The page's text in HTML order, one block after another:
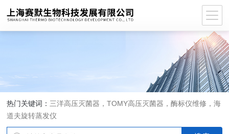
热门关键词： 三洋高压灭菌器，TOMY高压灭菌器，酶标仪维修，海
道夫旋转蒸发仪